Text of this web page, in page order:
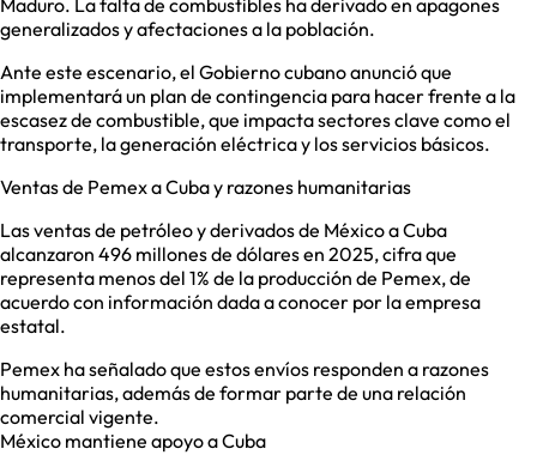
Maduro. La falta de combustibles ha derivado en apagones
generalizados y afectaciones a la población.
Ante este escenario, el Gobierno cubano anunció que
implementará un plan de contingencia para hacer frente a la
escasez de combustible, que impacta sectores clave como el
transporte, la generación eléctrica y los servicios básicos.
Ventas de Pemex a Cuba y razones humanitarias
Las ventas de petróleo y derivados de México a Cuba
alcanzaron 496 millones de dólares en 2025, cifra que
representa menos del 1% de la producción de Pemex, de
acuerdo con información dada a conocer por la empresa
estatal.
Pemex ha señalado que estos envíos responden a razones
humanitarias, además de formar parte de una relación
comercial vigente.
México mantiene apoyo a Cuba